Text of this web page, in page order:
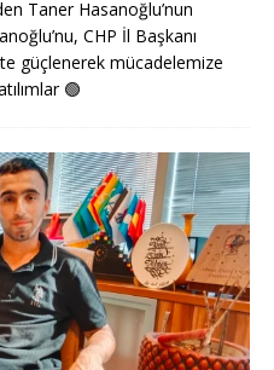
Taner Hasanoğlu’nun
CHP İl Başkanı
güçlenerek mücadelemize
🟢